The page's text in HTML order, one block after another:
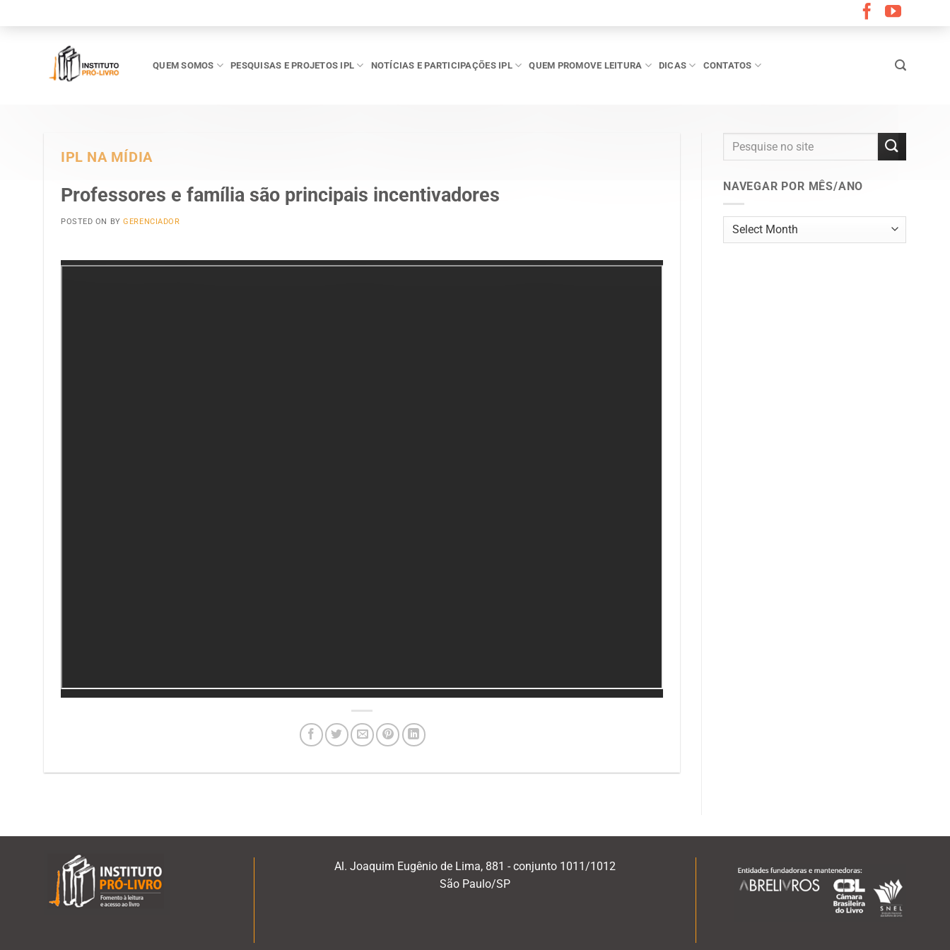
QUEM SOMOS PESQUISAS E PROJETOS IPL NOTÍCIAS E PARTICIPAÇÕES IPL QUEM PROMOVE LEITURA DICAS CONTATOS
IPL NA MÍDIA
Professores e família são principais incentivadores
POSTED ON BYGERENCIADOR
NAVEGAR POR MÊS/ANO
Navegar
por
Al. Joaquim Eugênio de Lima, 881 - conjunto 1011/1012
São Paulo/SP